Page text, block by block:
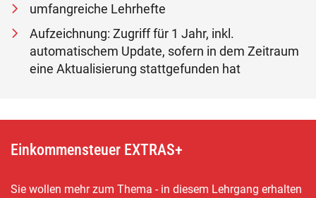
umfangreiche Lehrhefte
Aufzeichnung: Zugriff für 1 Jahr, inkl.
automatischem Update, sofern in dem Zeitraum
eine Aktualisierung stattgefunden hat
Einkommensteuer EXTRAS+
Sie wollen mehr zum Thema - in diesem Lehrgang erhalten